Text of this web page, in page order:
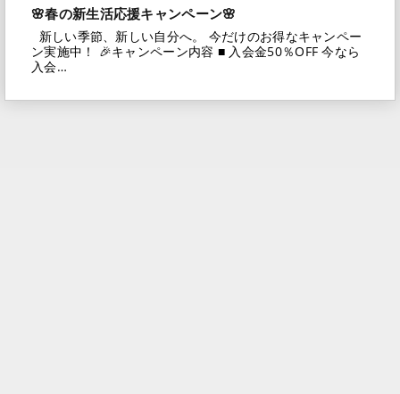
🌸春の新生活応援キャンペーン🌸
新しい季節、新しい自分へ。 今だけのお得なキャンペー
ン実施中！ 🎉キャンペーン内容 ■ 入会金50％OFF 今なら
入会…